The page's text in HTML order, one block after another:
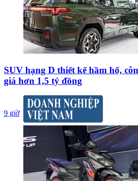
SUV hạng D thiết kế hầm hố,
giá hơn 1,5 tỷ đồng
9 giờ